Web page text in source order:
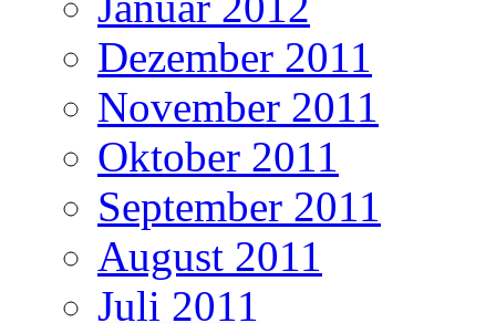
Dezember 2011
November 2011
Oktober 2011
September 2011
August 2011
Juli 2011